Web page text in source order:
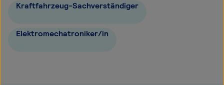
Kraftfahrzeug-Sachverständiger
Elektromechatroniker/in